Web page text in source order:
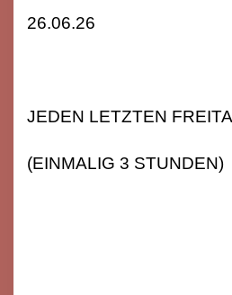
26.06.26
JEDEN LETZTEN
(EINMALIG 3 STUNDEN)